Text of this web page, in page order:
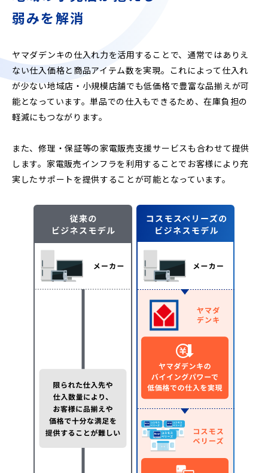
弱みを解消
ヤマダデンキの仕入れ力を活用することで、通常ではありえ
ない仕入価格と商品アイテム数を実現。これによって仕入れ
が少ない地域店・小規模店舗でも低価格で豊富な品揃えが可
能となっています。単品での仕入もできるため、在庫負担の
軽減にもつながります。
また、修理・保証等の家電販売支援サービスも合わせて提供
します。家電販売インフラを利用することでお客様により充
実したサポートを提供することが可能となっています。